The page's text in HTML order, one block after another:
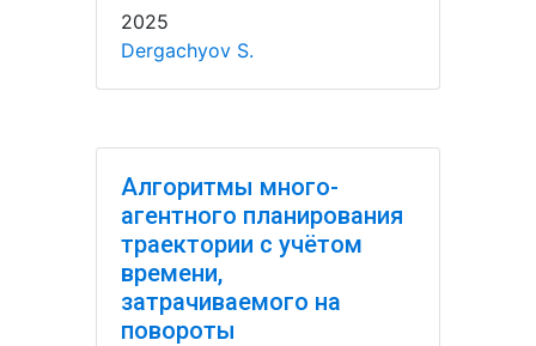
2025
Dergachyov S.
Алгоритмы много-
агентного планирования
траектории с учётом
времени,
затрачиваемого на
повороты